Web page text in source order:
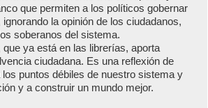
que permiten a los políticos gobernar
la opinión de los ciudadanos,
soberanos del sistema.
ya está en las librerías, aporta
ciudadana. Es una reflexión de
puntos débiles de nuestro sistema y
y a construir un mundo mejor.